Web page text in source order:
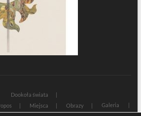
Dookoła świata
Miejsca Obrazy
Galeria